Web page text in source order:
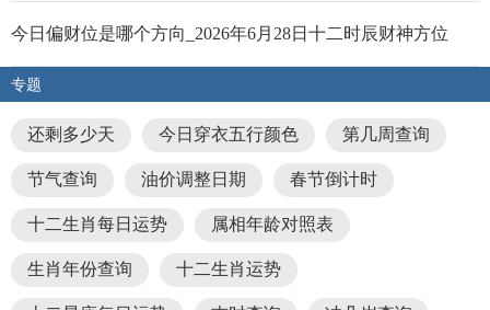
今日偏财位是哪个方向_2026年6月28日十二时辰财神方位
专题
还剩多少天 今日穿衣五行颜色 第几周查询
节气查询 油价调整日期 春节倒计时
十二生肖每日运势 属相年龄对照表
生肖年份查询 十二生肖运势